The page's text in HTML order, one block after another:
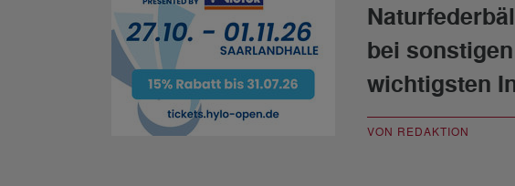
bei
wichtigsten
VON REDAKTION